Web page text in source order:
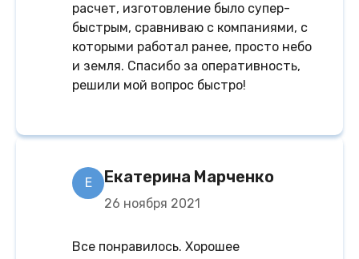
расчет, изготовление было супер-
быстрым, сравниваю с компаниями, с
которыми работал ранее, просто небо
и земля. Спасибо за оперативность,
решили мой вопрос быстро!
Е Екатерина Марченко
26 ноября 2021
Все понравилось. Хорошее